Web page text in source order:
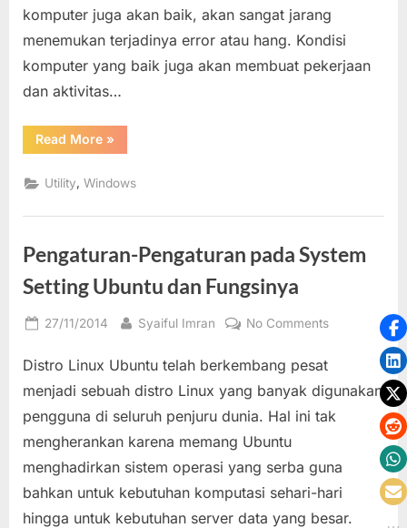
Laporan
(Report)
and
komputer juga akan baik, akan sangat jarang
menemukan terjadinya error atau hang. Kondisi
komputer yang baik juga akan membuat pekerjaan
dan aktivitas…
Read More“Mengukur
Kesehatan
Kinerja
Komputer
dengan
Resource
and
Performance
Monitor”
»
Utility,Windows
Pengaturan-Pengaturan pada System
Setting Ubuntu dan Fungsinya
Posted
27/11/2014 By
Syaiful Imran No Commentson
Pengaturan-
Pengaturan
pada
Setting
dan
Fungsinya
Distro Linux Ubuntu telah berkembang pesat
menjadi sebuah distro Linux yang banyak digunakan
pengguna di seluruh penjuru dunia. Hal ini tak
mengherankan karena memang Ubuntu
menghadirkan sistem operasi yang serba guna
bahkan untuk kebutuhan komputasi sehari-hari
hingga untuk kebutuhan server data yang besar.